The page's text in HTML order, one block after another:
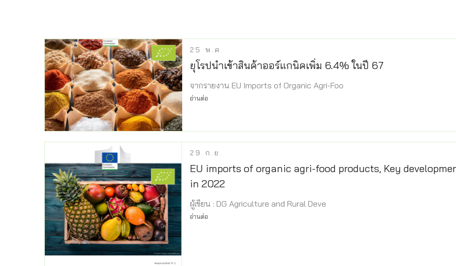
25 พ.ค.
ยุโรปนำเข้าสินค้าออร์แกนิคเพิ่ม 6.4% ในปี 67
จากรายงาน EU Imports of Organic Agri-Foo
อ่านต่อ
29 ก.ย.
EU imports of organic agri-food products, Key
in 2022
ผู้เขียน : DG Agriculture and Rural Deve
อ่านต่อ